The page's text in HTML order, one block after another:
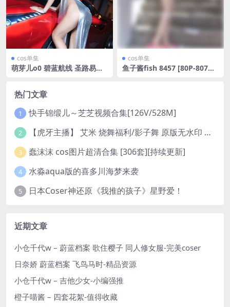
cos单集
萌芽儿o0 碧蓝航线 圣路易斯
cos单集
鱼子酱fish 8457 [80P-807M
热门文章
1 快手锦缎儿～芝芝视频合集[126V/528M]
2 【虎牙主播】 艾米 烧舞福利/影子舞 原版无水印 （1v/130m）
3 蠢沫沫 cos图片超清合集 [306套][持续更新]
4 水淼aqua版的喜多川海梦来袭
5 日本Coser神还原《我推的孩子》星野爱！
近期文章
小仓千代w – 蔚蓝档案 歌住樱子 同人修女服-完美coser
日奈娇 蔚蓝档案 飞鸟马时-精品资源
小仓千代w – 吉他少女-小编强推
橙子喵酱 – 四套花絮-值得收藏